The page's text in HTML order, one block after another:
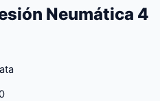
Neumática 4
Price